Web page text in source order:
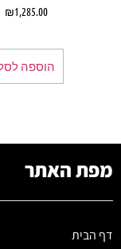
₪1,285.00
הוספה לסל
מפת האתר
דף הבית